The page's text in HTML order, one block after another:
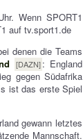
Wenn SPORT1
auf tv.sport1.de
denen die Teams
[DAZN]: England
gegen Südafrika
ist das erste Spiel
gewann letztes
Mannschaft.